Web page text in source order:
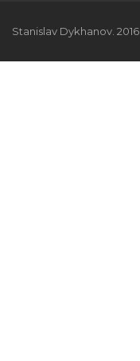
Stanislav Dykhanov. 2016